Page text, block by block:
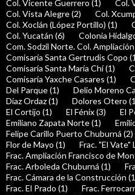
Col. Vicente Guerrero (1)
Col.
Col. Vista Alegre (2)
Col.
Col. Xoclán (López Portillo) (1)
Col. Yucatán (6)
Colonia
Com. Sodzil Norte. Col. Ampliación
Comisaría Santa Gertrudis Copo
Comisaría Santa María Chí (1)
Comisaría Yaxche Casares (1)
Del Parque (1)
Delio Moreno
Díaz Ordaz (1)
Dolores Otero
El Cortijo (1)
El Fénix (3)
El
Emiliano Zapata Norte (1)
Felipe Carillo Puerto Chuburná (2)
Flor de Mayo (1)
Frac. "El Vate"
Frac. Ampliación Francisco de
Frac. Arboleda Chuburná (1)
Frac. Cámara de la Construcción
Frac. El Prado (1)
Frac.